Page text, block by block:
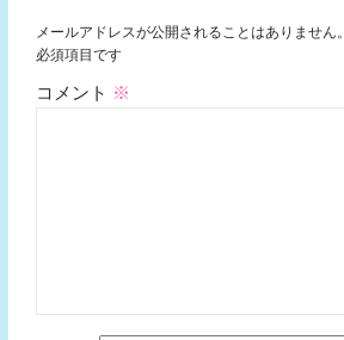
メールアドレスが公開されることはありません。
必須項目です
コメント ※